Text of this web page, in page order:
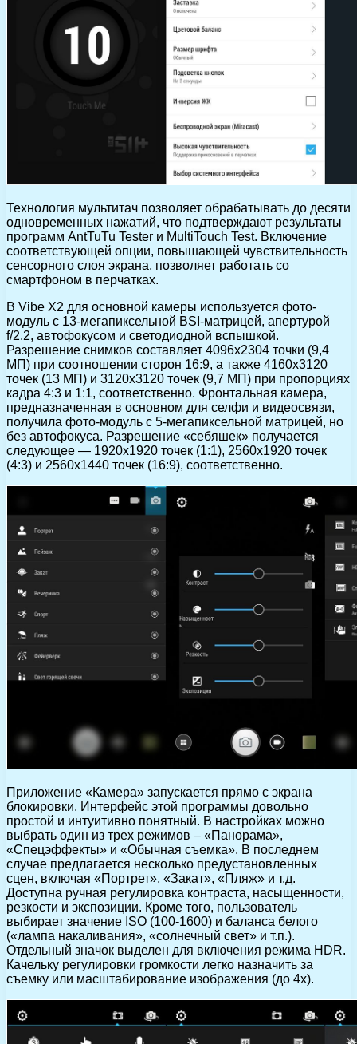
Технология мультитач позволяет обрабатывать до десяти
одновременных нажатий, что подтверждают результаты
программ AntTuTu Tester и MultiTouch Test. Включение
соответствующей опции, повышающей чувствительность
сенсорного слоя экрана, позволяет работать со
смартфоном в перчатках.
В Vibe X2 для основной камеры используется фото-
модуль с 13-мегапиксельной BSI-матрицей, апертурой
f/2.2, автофокусом и светодиодной вспышкой.
Разрешение снимков составляет 4096х2304 точки (9,4
МП) при соотношении сторон 16:9, а также 4160х3120
точек (13 МП) и 3120х3120 точек (9,7 МП) при пропорциях
кадра 4:3 и 1:1, соответственно. Фронтальная камера,
предназначенная в основном для селфи и видеосвязи,
получила фото-модуль с 5-мегапиксельной матрицей, но
без автофокуса. Разрешение «себяшек» получается
следующее — 1920х1920 точек (1:1), 2560х1920 точек
(4:3) и 2560х1440 точек (16:9), соответственно.
Приложение «Камера» запускается прямо с экрана
блокировки. Интерфейс этой программы довольно
простой и интуитивно понятный. В настройках можно
выбрать один из трех режимов – «Панорама»,
«Спецэффекты» и «Обычная съемка». В последнем
случае предлагается несколько предустановленных
сцен, включая «Портрет», «Закат», «Пляж» и т.д.
Доступна ручная регулировка контраста, насыщенности,
резкости и экспозиции. Кроме того, пользователь
выбирает значение ISO (100-1600) и баланса белого
(«лампа накаливания», «солнечный свет» и т.п.).
Отдельный значок выделен для включения режима HDR.
Качельку регулировки громкости легко назначить за
съемку или масштабирование изображения (до 4х).